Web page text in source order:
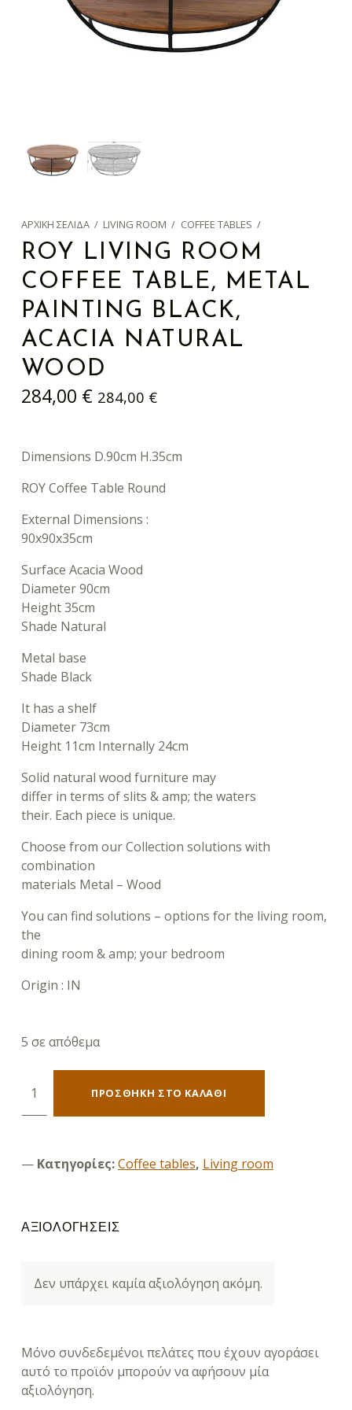
ΑΡΧΙΚΉ ΣΕΛΊΔΑ / LIVING ROOM / COFFEE TABLES /
ROY LIVING ROOM
COFFEE TABLE, METAL
PAINTING BLACK,
ACACIA NATURAL
WOOD
284,00 € 284,00 €
Dimensions D.90cm H.35cm
ROY Coffee Table Round
External Dimensions :
90x90x35cm
Surface Acacia Wood
Diameter 90cm
Height 35cm
Shade Natural
Metal base
Shade Black
It has a shelf
Diameter 73cm
Height 11cm Internally 24cm
Solid natural wood furniture may
differ in terms of slits & amp; the waters
their. Each piece is unique.
Choose from our Collection solutions with
combination
materials Metal – Wood
You can find solutions – options for the living room,
the
dining room & amp; your bedroom
Origin : IN
5 σε απόθεμα
ΠΡΟΣΘΉΚΗ ΣΤΟ ΚΑΛΆΘΙ
Κατηγορίες:Coffee tables, Living room
ΑΞΙΟΛΟΓΉΣΕΙΣ
Δεν υπάρχει καμία αξιολόγηση ακόμη.
Μόνο συνδεδεμένοι πελάτες που έχουν αγοράσει
αυτό το προϊόν μπορούν να αφήσουν μία
αξιολόγηση.